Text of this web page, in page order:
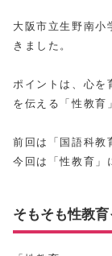
大阪市立生野南小
きました。
ポイントは、心を
を伝える「性教育
前回は「国語科教
今回は「性教育」
そもそも性教育